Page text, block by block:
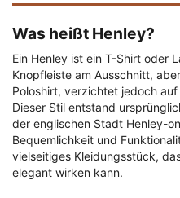
Was heißt Henley?
Ein Henley ist ein T-Shirt oder
Knopfleiste am Ausschnitt,
Poloshirt, verzichtet jedoch
Dieser Stil entstand
der englischen Stadt Henley-
Bequemlichkeit und
vielseitiges Kleidungsstück,
elegant wirken kann.